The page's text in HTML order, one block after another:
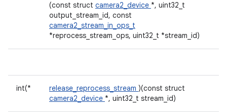
(const struct camera2_device *, uint32_t
output_stream_id, const
camera2_stream_in_ops_t
*reprocess_stream_ops, uint32_t *stream_id)
int(* release_reprocess_stream )(const struct
camera2_device *, uint32_t stream_id)